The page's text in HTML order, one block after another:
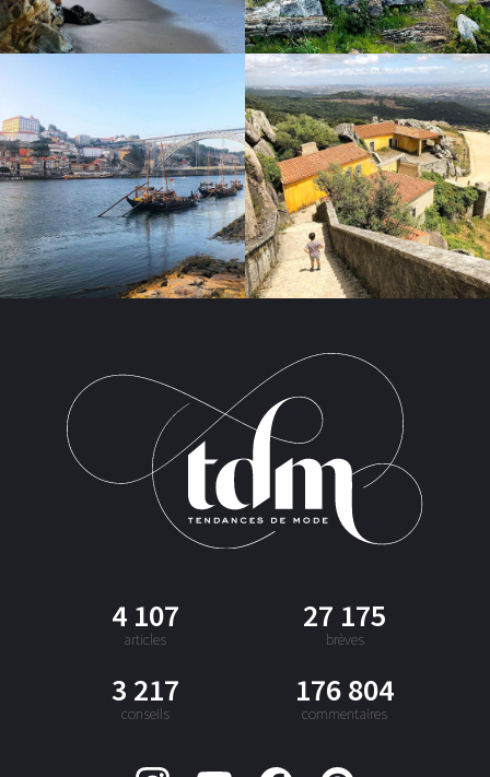
4 107
articles
27 175
brèves
3 217
conseils
176 804
commentaires